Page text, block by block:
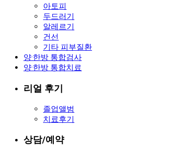
아토피
두드러기
알레르기
건선
기타 피부질환
양·한방 통합검사
양·한방 통합치료
리얼 후기
졸업앨범
치료후기
상담/예약